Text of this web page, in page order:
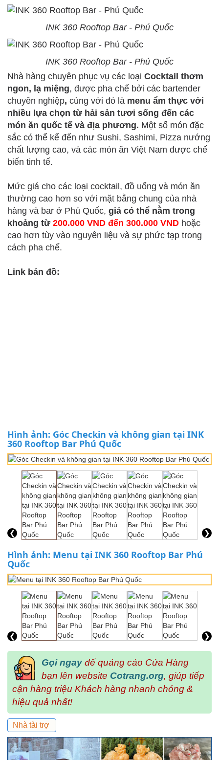
INK 360 Rooftop Bar - Phú Quốc
INK 360 Rooftop Bar - Phú Quốc
Nhà hàng chuyên phục vụ các loại Cocktail thơm
ngon, lạ miệng, được pha chế bởi các bartender
chuyên nghiệp, cùng với đó là menu ẩm thực với
nhiều lựa chọn từ hải sản tươi sống đến các
món ăn quốc tế và địa phương. Một số món đặc
sắc có thể kể đến như Sushi, Sashimi, Pizza nướng
chất lượng cao, và các món ăn Việt Nam được chế
biến tinh tế.
Mức giá cho các loại cocktail, đồ uống và món ăn
thường cao hơn so với mặt bằng chung của nhà
hàng và bar ở Phú Quốc, giá có thể nằm trong
khoảng từ 200.000 VND đến 300.000 VND hoặc
cao hơn tùy vào nguyên liệu và sự phức tạp trong
cách pha chế.
Link bản đồ:
Hình ảnh: Góc Checkin và không gian tại INK
360 Rooftop Bar Phú Quốc
❮ ❯
Hình ảnh: Menu tại INK 360 Rooftop Bar Phú
Quốc
❮ ❯
Gọi ngay để quảng cáo Cửa Hàng
bạn lên website Cotrang.org, giúp tiếp
cận hàng triệu Khách hàng nhanh chóng &
hiệu quả nhất!
Nhà tài trợ